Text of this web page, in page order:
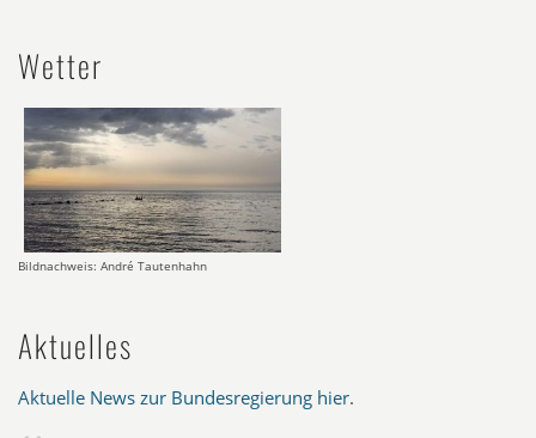
Wetter
Bildnachweis: André Tautenhahn
Aktuelles
Aktuelle News zur Bundesregierung hier.